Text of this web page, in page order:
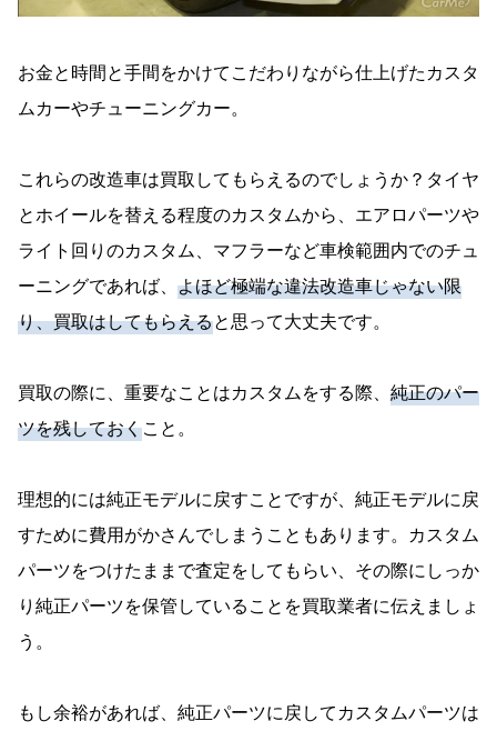
お金と時間と手間をかけてこだわりながら仕上げたカスタ
ムカーやチューニングカー。
これらの改造車は買取してもらえるのでしょうか？タイヤ
とホイールを替える程度のカスタムから、エアロパーツや
ライト回りのカスタム、マフラーなど車検範囲内でのチュ
ーニングであれば、 よほど極端な違法改造車じゃない限
り、買取はしてもらえると思って大丈夫です。
買取の際に、重要なことはカスタムをする際、 純正のパー
ツを残しておくこと。
理想的には純正モデルに戻すことですが、純正モデルに戻
すために費用がかさんでしまうこともあります。カスタム
パーツをつけたままで査定をしてもらい、その際にしっか
り純正パーツを保管していることを買取業者に伝えましょ
う。
もし余裕があれば、純正パーツに戻してカスタムパーツは